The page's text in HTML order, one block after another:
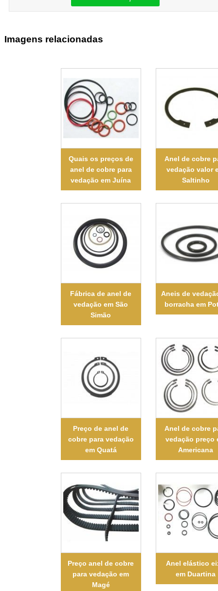
Imagens relacionadas
Quais os preços de
anel de cobre para
vedação em Juína
Anel de cobre
vedação valor
Saltinho
Fábrica de anel de
vedação em São
Simão
Aneis de
borracha em
Preço de anel de
cobre para vedação
em Quatá
Anel de cobre
vedação preço
Americana
Preço anel de cobre
para vedação em
Magé
Anel elástico
em Duartina